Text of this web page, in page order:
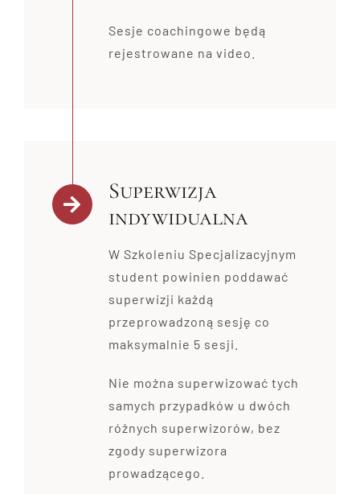
Sesje coachingowe będą
rejestrowane na video.
Superwizja
indywidualna
W Szkoleniu Specjalizacyjnym
student powinien poddawać
superwizji każdą
przeprowadzoną sesję co
maksymalnie 5 sesji.
Nie można superwizować tych
samych przypadków u dwóch
różnych superwizorów, bez
zgody superwizora
prowadzącego.